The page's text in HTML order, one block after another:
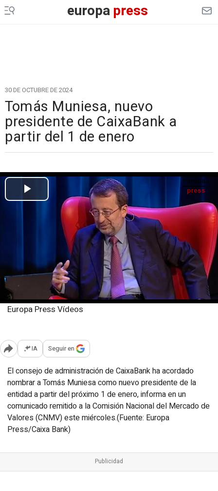
europapress
30 DE OCTUBRE DE 2024
Tomás Muniesa, nuevo
presidente de CaixaBank a
partir del 1 de enero
Europa Press Vídeos
Abrir opciones para compartir
IA Seguir en
El consejo de administración de CaixaBank ha acordado
nombrar a Tomás Muniesa como nuevo presidente de la
entidad a partir del próximo 1 de enero, informa en un
comunicado remitido a la Comisión Nacional del Mercado de
Valores (CNMV) este miércoles.(Fuente: Europa
Press/Caixa Bank)